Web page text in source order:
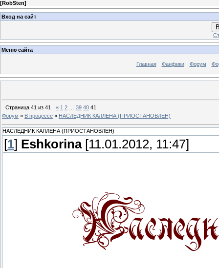
[RobSten]
Вход на сайт
Меню сайта
Главная Фанфики Форум
Страница 41 из 41 « 1 2 39 40 41
Форум » В процессе » НАСЛЕДНИК КАЛЛЕНА (ПРИОСТАНОВЛЕН)
НАСЛЕДНИК КАЛЛЕНА (ПРИОСТАНОВЛЕН)
[1] Eshkorina[11.01.2012, 11:47]